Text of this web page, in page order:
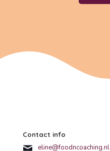
Contact info
eline@foodncoaching.nl